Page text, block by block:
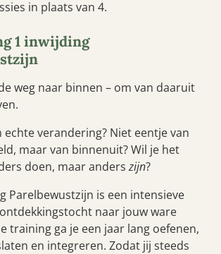
in plaats van 4.
1 inwijding
weg naar binnen – om van daaruit
echte verandering? Niet eentje van
maar van binnenuit? Wil je het
doen, maar anderszijn?
Parelbewustzijn is een intensieve
naar jouw ware
training ga je een jaar lang oefenen,
en integreren. Zodat jij steeds